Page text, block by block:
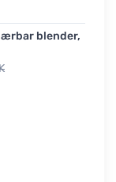
blender,